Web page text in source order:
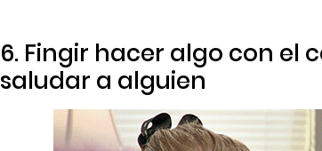
6. Fingir hacer algo con el
saludar a alguien